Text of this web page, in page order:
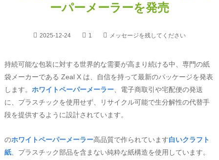
ーパーメーラーを発売
2025-12-24 1 メッセージを残してください
持続可能な包装に対する世界的な需要が高まり続ける中、専門の紙
袋メーカーである Zeal X は、自信を持って最新のパッケージを発表
します。 ホワイトペーパーメーラー、電子商取引や宅配便の発送
に、プラスチックを使用せず、リサイクル可能で生分解性の代替手
段を提供するように設計されています。
のホワイトペーパーメーラー高品質で作られています白いクラフト
紙、プラスチック部品を含まない純粋な紙構造を使用しています。